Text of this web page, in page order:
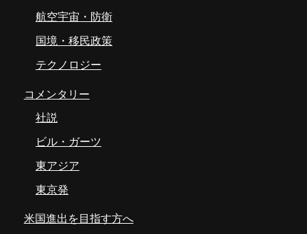
航空宇宙・防衛
国境・移民政策
テクノロジー
コメンタリー
社説
ビル・ガーツ
東アジア
東京発
米国進出を目指す方へ